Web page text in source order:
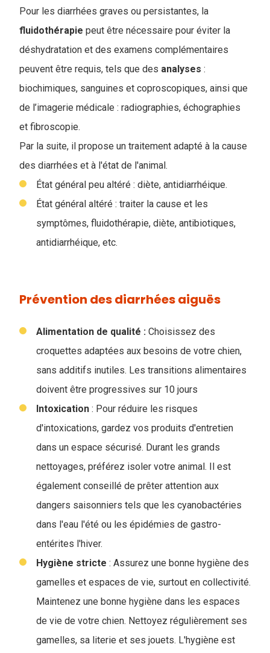
Pour les diarrhées graves ou persistantes, la
fluidothérapie peut être nécessaire pour éviter la
déshydratation et des examens complémentaires
peuvent être requis, tels que des analyses :
biochimiques, sanguines et coproscopiques, ainsi que
de l’imagerie médicale : radiographies, échographies
et fibroscopie.
Par la suite, il propose un traitement adapté à la cause
des diarrhées et à l'état de l'animal.
État général peu altéré : diète, antidiarrhéique.
État général altéré : traiter la cause et les
symptômes, fluidothérapie, diète, antibiotiques,
antidiarrhéique, etc.
Prévention des diarrhées aiguës
Alimentation de qualité : Choisissez des
croquettes adaptées aux besoins de votre chien,
sans additifs inutiles. Les transitions alimentaires
doivent être progressives sur 10 jours
Intoxication : Pour réduire les risques
d'intoxications, gardez vos produits d'entretien
dans un espace sécurisé. Durant les grands
nettoyages, préférez isoler votre animal. Il est
également conseillé de prêter attention aux
dangers saisonniers tels que les cyanobactéries
dans l'eau l'été ou les épidémies de gastro-
entérites l'hiver.
Hygiène stricte : Assurez une bonne hygiène des
gamelles et espaces de vie, surtout en collectivité.
Maintenez une bonne hygiène dans les espaces
de vie de votre chien. Nettoyez régulièrement ses
gamelles, sa literie et ses jouets. L'hygiène est